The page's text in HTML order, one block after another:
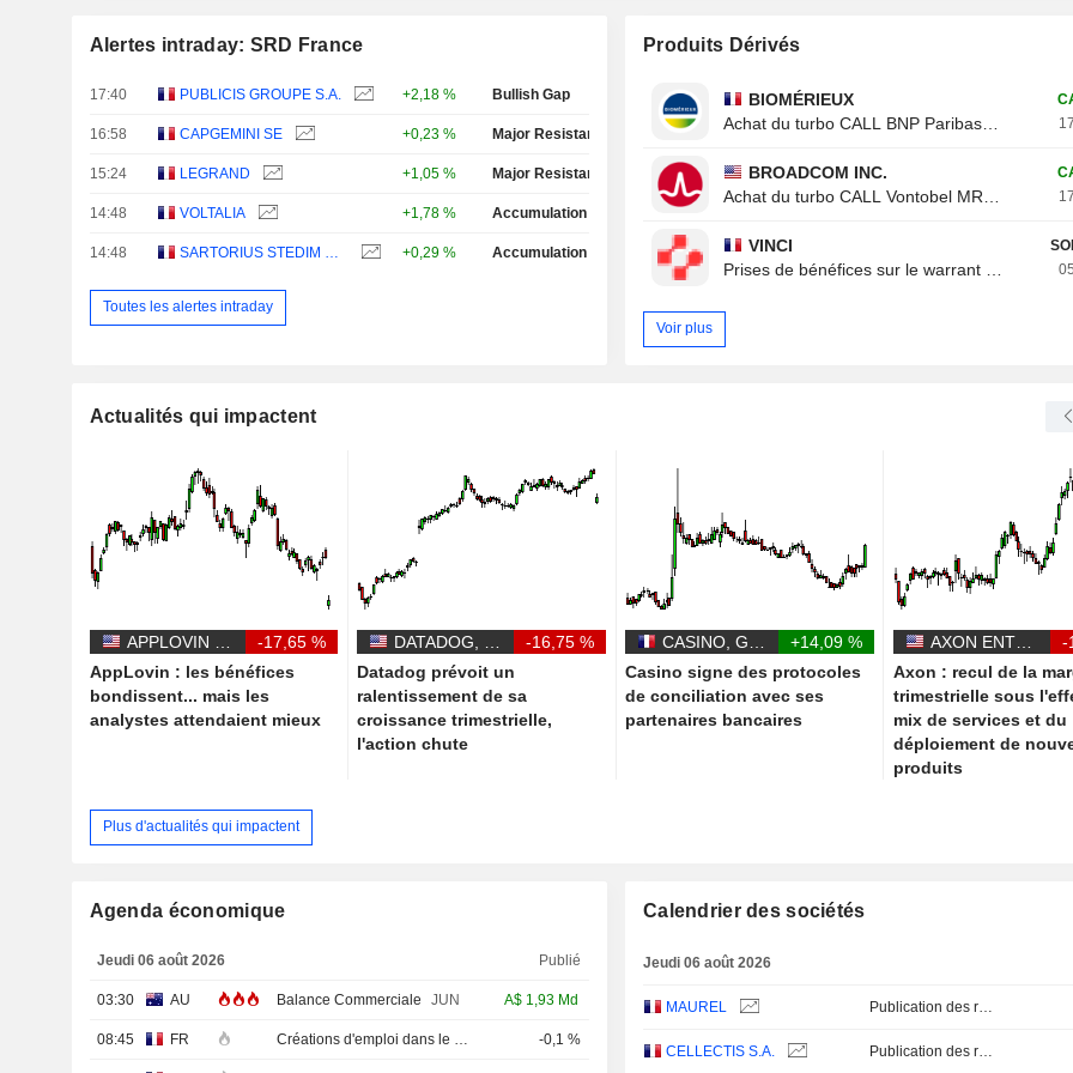
Alertes intraday: SRD France
17:40 PUBLICIS GROUPE S.A. +2,18 % Bullish Gap
16:58 CAPGEMINI SE +0,23 % Major Resistance Test
15:24 LEGRAND +1,05 % Major Resistance Test
14:48 VOLTALIA +1,78 % Accumulation Phase
14:48 +0,29 % Accumulation Phase
Toutes les alertes intraday
Produits Dérivés
BIOMÉRIEUX
Achat du turbo CALL BNP Paribas 8ROZB
BROADCOM INC.
Achat du turbo CALL Vontobel MR20V
VINCI
Prises de bénéfices sur le warrant CALL
Voir plus
Actualités qui impactent
-17,65 %
AppLovin : les bénéfices
bondissent... mais les
analystes attendaient mieux
-16,75 %
Datadog prévoit un
ralentissement de sa
croissance trimestrielle,
l'action chute
+14,09 %
Casino signe des protocoles
de conciliation avec ses
partenaires bancaires
AXON ENTERPRISE, INC.
-
Axon : recul de la
trimestrielle sous
mix de services et du
déploiement de
produits
Plus d'actualités qui impactent
Agenda économique
Jeudi 06 août 2026 Publié
03:30 AU Balance Commerciale JUN A$ 1,93 Md
08:45 FR Créations d'emploi dans le secteur privé non agricole (Trimestriel) -0,1 %
Calendrier des sociétés
Jeudi 06 août 2026
MAUREL Publication des résultats - Q2 2026
CELLECTIS S.A. Publication des résultats - Q2 2026